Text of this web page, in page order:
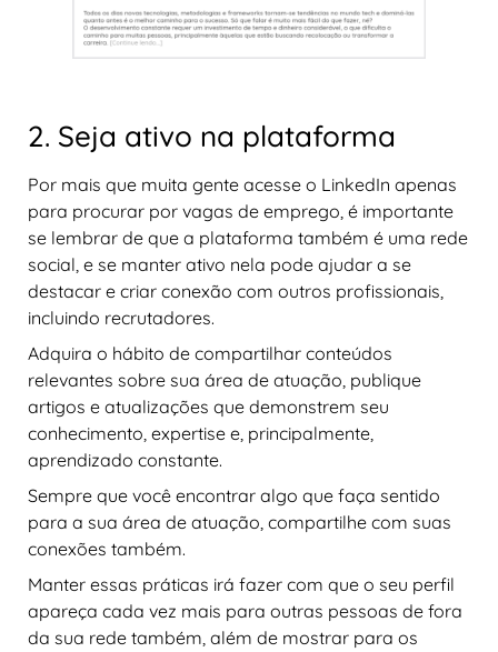
2. Seja ativo na plataforma
Por mais que muita gente acesse o LinkedIn apenas
para procurar por vagas de emprego, é importante
se lembrar de que a plataforma também é uma rede
social, e se manter ativo nela pode ajudar a se
destacar e criar conexão com outros profissionais,
incluindo recrutadores.
Adquira o hábito de compartilhar conteúdos
relevantes sobre sua área de atuação, publique
artigos e atualizações que demonstrem seu
conhecimento, expertise e, principalmente,
aprendizado constante.
Sempre que você encontrar algo que faça sentido
para a sua área de atuação, compartilhe com suas
conexões também.
Manter essas práticas irá fazer com que o seu perfil
apareça cada vez mais para outras pessoas de fora
da sua rede também, além de mostrar para os